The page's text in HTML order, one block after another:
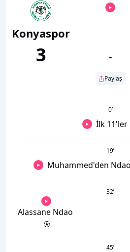
Konyaspor
3 -
Paylaş
0’
İlk 11'ler
19’
Muhammed'den
32’
Alassane Ndao
45’